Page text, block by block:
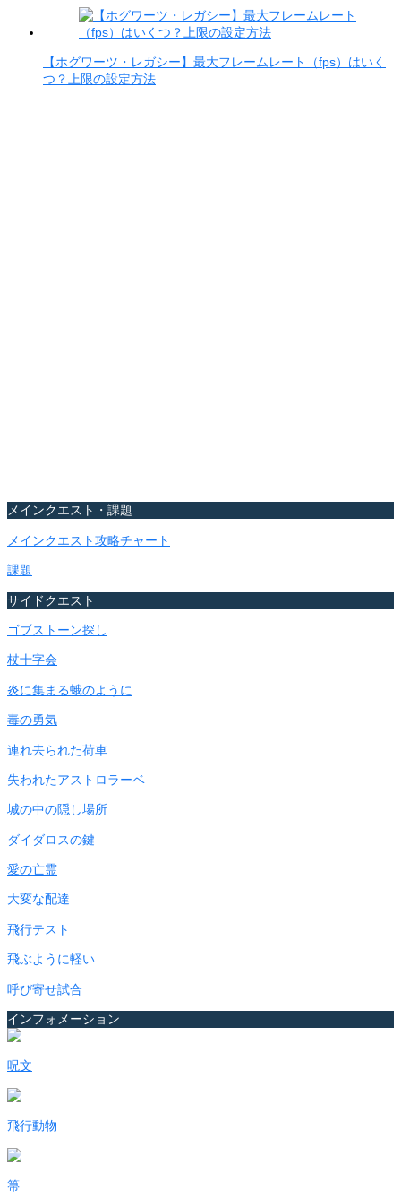
【ホグワーツ・レガシー】最大フレームレート（fps）はいく
つ？上限の設定方法
メインクエスト・課題
メインクエスト攻略チャート
課題
サイドクエスト
ゴブストーン探し
杖十字会
炎に集まる蛾のように
毒の勇気
連れ去られた荷車
失われたアストロラーベ
城の中の隠し場所
ダイダロスの鍵
愛の亡霊
大変な配達
飛行テスト
飛ぶように軽い
呼び寄せ試合
インフォメーション
呪文
飛行動物
箒